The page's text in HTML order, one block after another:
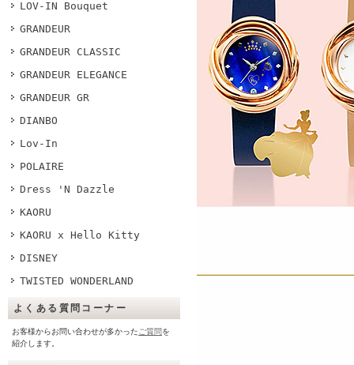
LOV-IN Bouquet
GRANDEUR
GRANDEUR CLASSIC
GRANDEUR ELEGANCE
GRANDEUR GR
DIANBO
Lov-In
POLAIRE
Dress 'N Dazzle
KAORU
KAORU x Hello Kitty
DISNEY
TWISTED WONDERLAND
よくある質問コーナー
お客様からお問い合わせが多かった ご質問を
紹介します。